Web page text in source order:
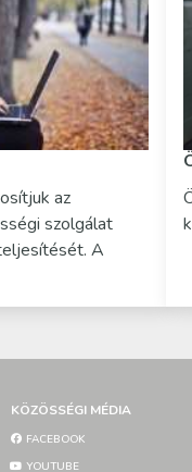
az
szolgálat
A
KÖZÖSSÉGI MÉDIA
FACEBOOK
YOUTUBE